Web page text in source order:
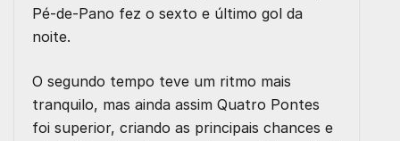
Pé-de-Pano fez o sexto e último gol da
noite.
O segundo tempo teve um ritmo mais
tranquilo, mas ainda assim Quatro Pontes
foi superior, criando as principais chances e